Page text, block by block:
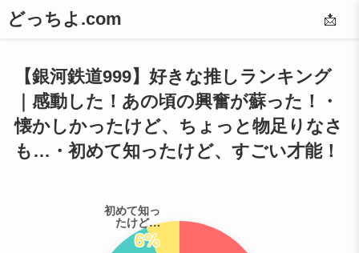
どっちよ.com 📩
【銀河鉄道999】好きな推しランキング
｜感動した！あの頃の興奮が蘇った！・
懐かしかったけど、ちょっと物足りなさ
も…・初めて知ったけど、すごい才能！
初めて知っ
たけど…
6%